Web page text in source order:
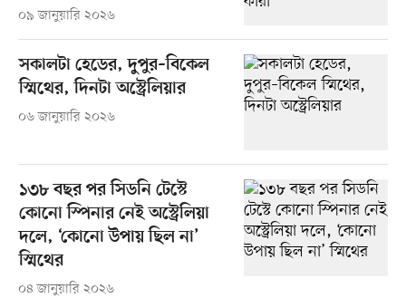
০৯ জানুয়ারি ২০২৬
সকালটা হেডের, দুপুর–বিকেল
স্মিথের, দিনটা অস্ট্রেলিয়ার
০৬ জানুয়ারি ২০২৬
১৩৮ বছর পর সিডনি টেস্টে
কোনো স্পিনার নেই অস্ট্রেলিয়া
দলে, ‘কোনো উপায় ছিল না’
স্মিথের
০৪ জানুয়ারি ২০২৬